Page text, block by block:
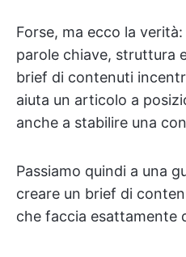
Forse, ma ecco la
parole chiave, struttura
brief di contenuti
aiuta un articolo a
anche a stabilire una
Passiamo quindi a una
creare un brief di
che faccia esattamente